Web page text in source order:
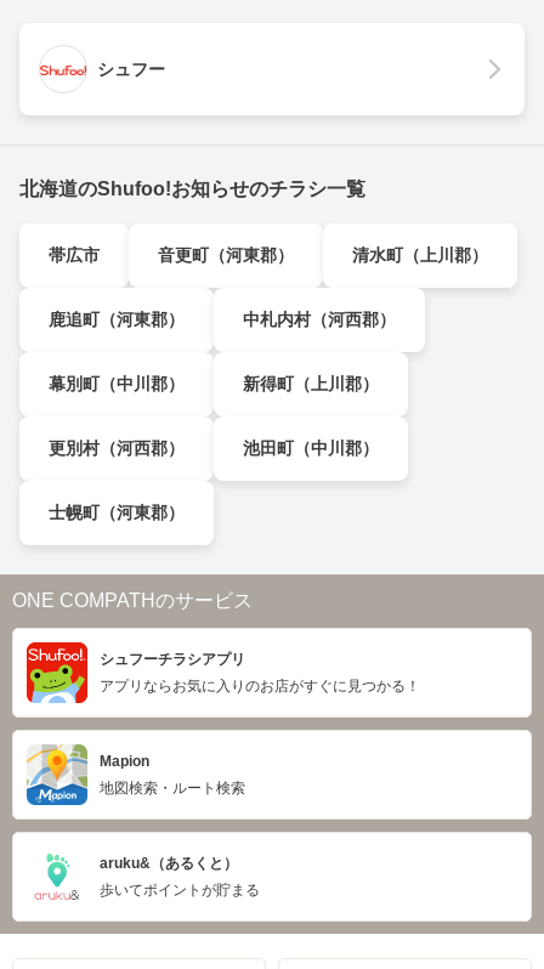
シュフー
北海道のShufoo!お知らせのチラシ一覧
帯広市 音更町（河東郡） 清水町（上川郡）
鹿追町（河東郡） 中札内村（河西郡）
幕別町（中川郡） 新得町（上川郡）
更別村（河西郡） 池田町（中川郡）
士幌町（河東郡）
ONE COMPATHのサービス
シュフーチラシアプリ
アプリならお気に入りのお店がすぐに見つかる！
Mapion
地図検索・ルート検索
aruku&（あるくと）
歩いてポイントが貯まる